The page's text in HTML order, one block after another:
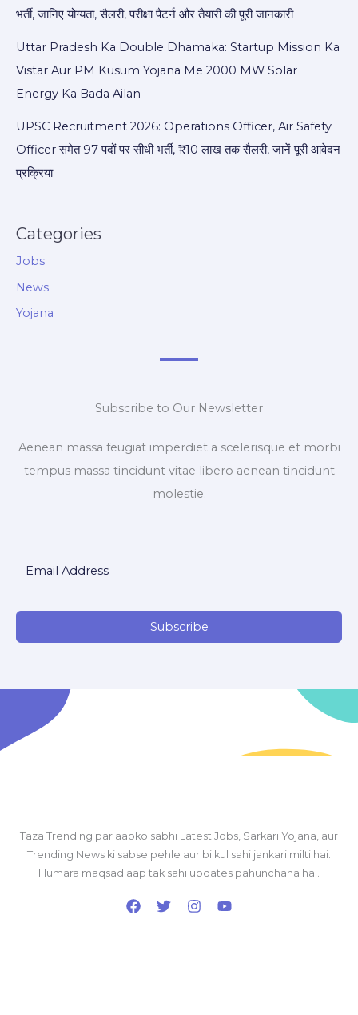
भर्ती, जानिए योग्यता, सैलरी, परीक्षा पैटर्न और तैयारी की पूरी जानकारी
Uttar Pradesh Ka Double Dhamaka: Startup Mission Ka
Vistar Aur PM Kusum Yojana Me 2000 MW Solar
Energy Ka Bada Ailan
UPSC Recruitment 2026: Operations Officer, Air Safety
Officer समेत 97 पदों पर सीधी भर्ती, ₹1.10 लाख तक सैलरी, जानें पूरी आवेदन
प्रक्रिया
Categories
Jobs
News
Yojana
Subscribe to Our Newsletter
Aenean massa feugiat imperdiet a scelerisque et morbi
tempus massa tincidunt vitae libero aenean tincidunt
molestie.
Subscribe
Taza Trending par aapko sabhi Latest Jobs, Sarkari Yojana, aur
Trending News ki sabse pehle aur bilkul sahi jankari milti hai.
Humara maqsad aap tak sahi updates pahunchana hai.